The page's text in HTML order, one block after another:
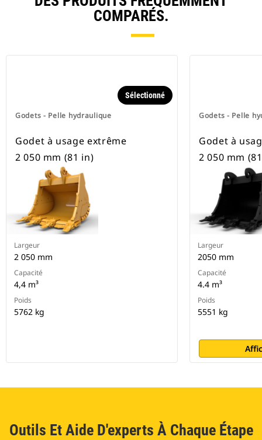
COMPARÉS.
Godets - Pelle hydraulique
Sélectionné
Godet à usage extrême
2 050 mm (81 in)
Largeur
2 050 mm
Capacité
4,4 m³
Poids
5762 kg
Godets - Pelle
Godet à
2 050 mm
Largeur
2050 mm
Capacité
4.4 m³
Poids
5551 kg
Outils Et Aide D'experts À Chaque Étape